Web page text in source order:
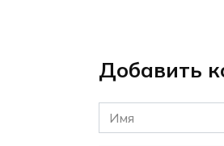
Добавить
Имя
*